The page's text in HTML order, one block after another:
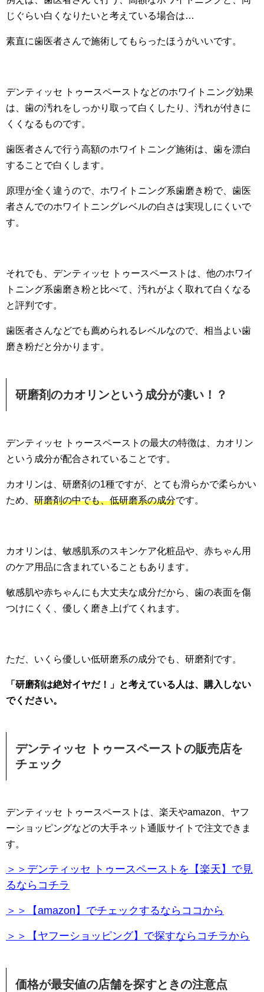
じぐらい白くなりたいと考えている場合は…
素直に歯医者さんで施術してもらったほうがいいです。
デンティッセ トゥースペーストなどのホワイトニング効果
は、歯の汚れをしっかり取って白くしたり、汚れが付きに
くくなるものです。
歯医者さんで行う高額のホワイトニング施術は、歯を漂白
することで白くします。
原理が全く違うので、ホワイトニング系歯磨き粉で、歯医
者さんでのホワイトニングレベルの白さは実現しにくいで
す。
それでも、デンティッセ トゥースペーストは、他のホワイ
トニング系歯磨き粉と比べて、汚れがよく取れて白くなる
と評判です。
歯医者さんなどでも薦められるレベルなので、相当よい歯
磨き粉だと分かります。
研磨剤のカオリンという成分が凄い！？
デンティッセ トゥースペーストの最大の特徴は、カオリン
という成分が配合されていることです。
カオリンは、研磨剤の1種ですが、とても滑らかで柔らかい
ため、 研磨剤の中でも、低研磨系の成分です。
カオリンは、敏感肌系のスキンケア化粧品や、赤ちゃん用
のケア用品に含まれていることもあります。
敏感肌や赤ちゃんにも大丈夫な成分だから、歯の表面を傷
つけにくく、優しく磨き上げてくれます。
ただ、いくら優しい低研磨系の成分でも、研磨剤です。
「研磨剤は絶対イヤだ！」と考えている人は、購入しない
でください。
デンティッセ トゥースペーストの販売店を
チェック
デンティッセ トゥースペーストは、楽天やamazon、ヤフ
ーショッピングなどの大手ネット通販サイトで注文できま
す。
＞＞デンティッセ トゥースペーストを【楽天】で見
るならコチラ
＞＞【amazon】でチェックするならココから
＞＞【ヤフーショッピング】で探すならコチラから
価格が最安値の店舗を探すときの注意点